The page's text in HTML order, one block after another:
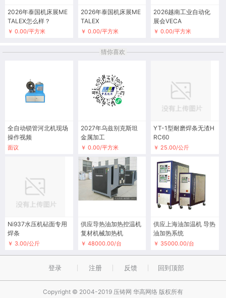
2026年泰国机床展ME
TALEX怎么样？
￥ 0.00/平方米
2026年泰国机床展ME
TALEX
￥ 0.00/平方米
2026越南工业自动化
展会VECA
￥ 0.00/平方米
猜你喜欢
全自动锁管河北机现场
操作视频
面议
2027年乌兹别克斯坦
金属加工
￥ 0.00/平方米
YT-1型耐磨焊条无渣H
RC60
￥ 25.00/公斤
Ni937水压机砧面专用
焊条
￥ 3.00/公斤
供应导热油加热控温机
复材机械加热机
￥ 48000.00/台
供应上海油加温机 导热
油加热系统
￥ 35000.00/台
登录 注册 反馈 回到顶部
Copyright © 2004-2019 压铸网 华高网络 版权所有